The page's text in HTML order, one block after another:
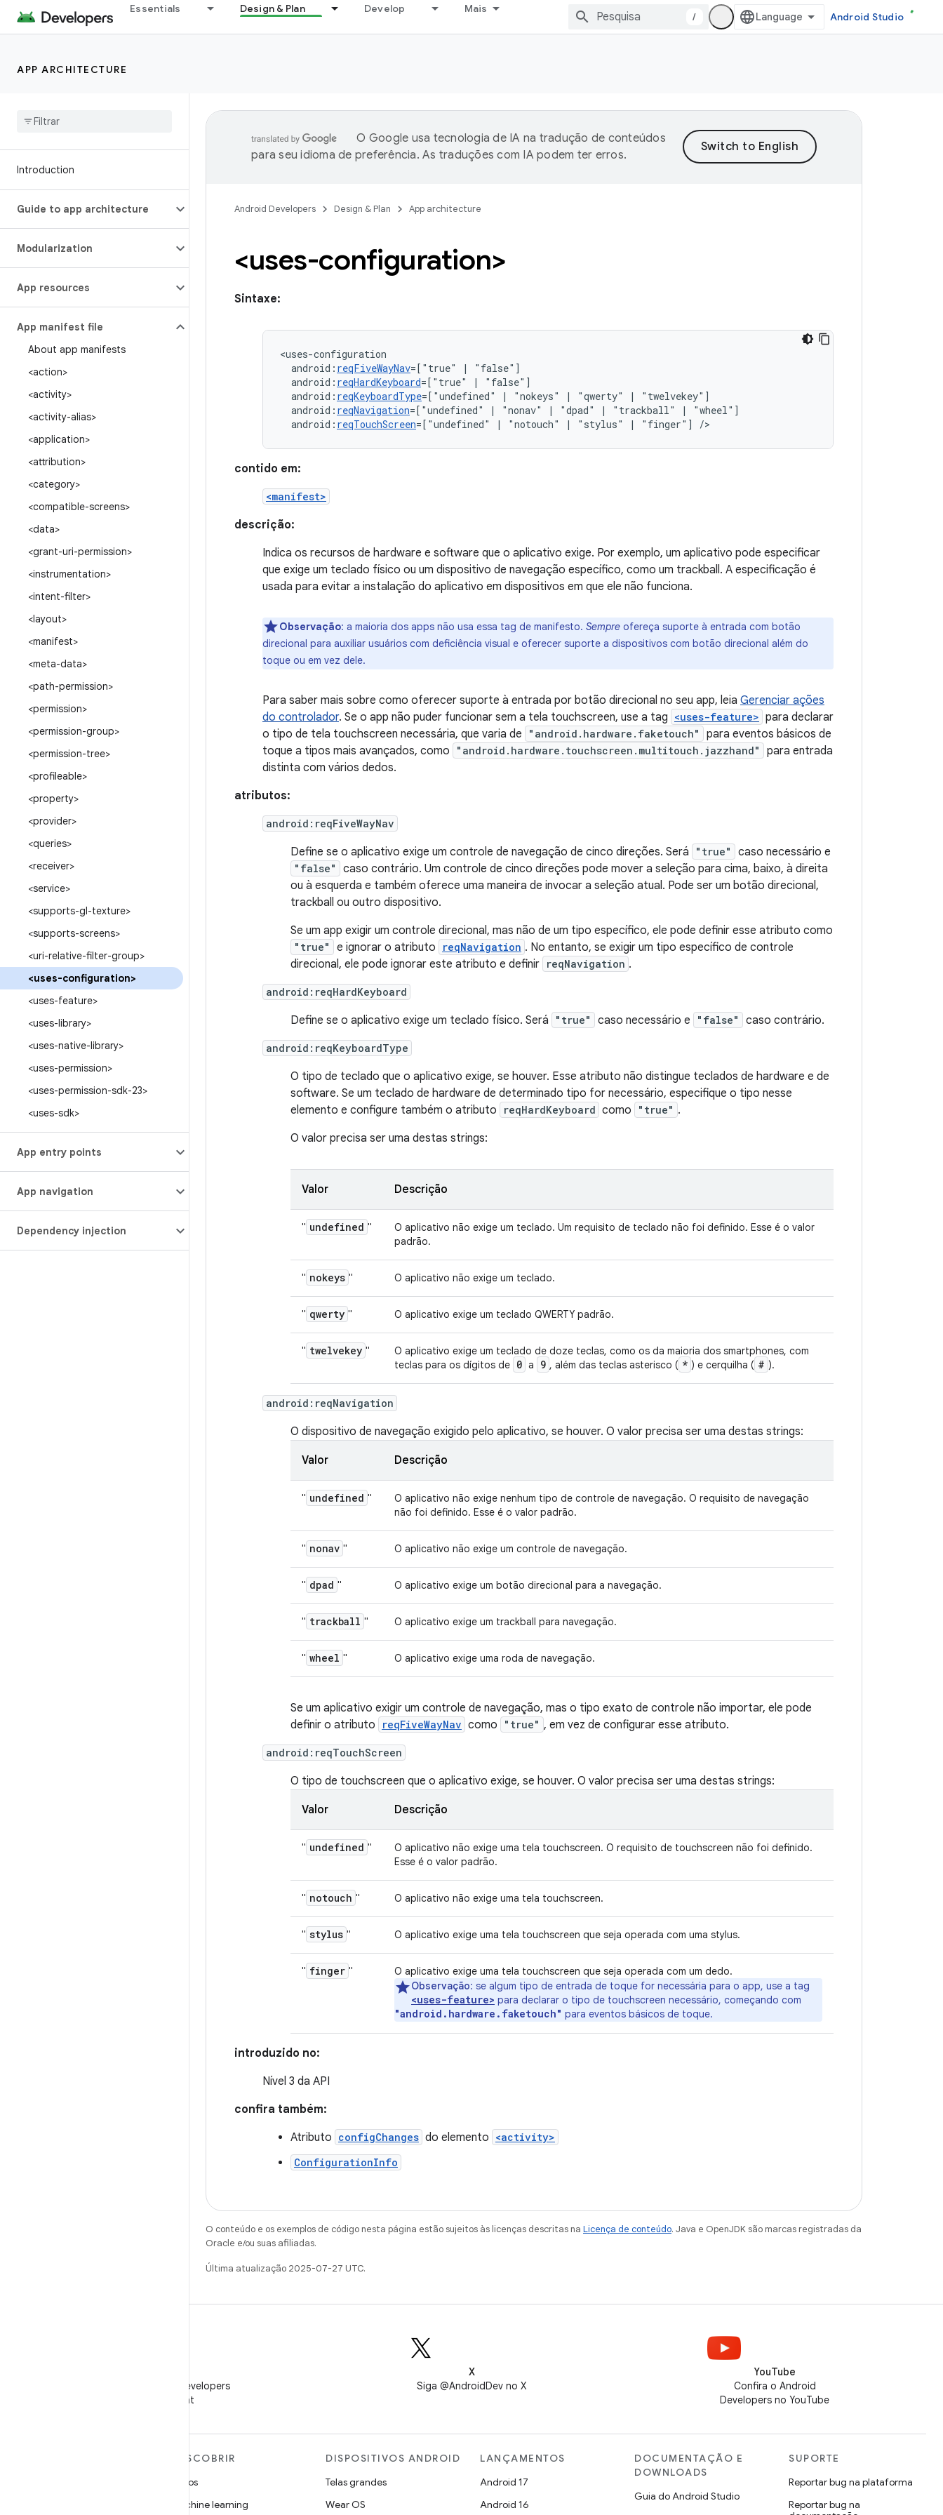
Essentials Design & Plan Develop Mais
/ Android Studio
APP ARCHITECTURE
Introduction
Guide to app architecture
Modularization
App resources
App manifest file
About app manifests
<action>
<activity>
<activity-alias>
<application>
<attribution>
<category>
<compatible-screens>
<data>
<grant-uri-permission>
<instrumentation>
<intent-filter>
<layout>
<manifest>
<meta-data>
<path-permission>
<permission>
<permission-group>
<permission-tree>
<profileable>
<property>
<provider>
<queries>
<receiver>
<service>
<supports-gl-texture>
<supports-screens>
<uri-relative-filter-group>
<uses-configuration>
<uses-feature>
<uses-library>
<uses-native-library>
<uses-permission>
<uses-permission-sdk-23>
<uses-sdk>
App entry points
App navigation
Dependency injection
O Google usa tecnologia de IA na tradução de conteúdos
para seu idioma de preferência. As traduções com IA podem ter erros.
Android Developers Design & Plan App architecture
<uses-configuration>
Sintaxe:
android: reqFiveWayNav=["true" |
android: reqHardKeyboard=["true" |
android: reqKeyboardType=["undefined" | "nokeys" | "qwerty" |
android: reqNavigation=["undefined" | "nonav" | "dpad" | "trackball" |
android: reqTouchScreen=["undefined" | "notouch" | "stylus" | "finger"] />
contido em:
<manifest>
descrição:
Indica os recursos de hardware e software que o aplicativo exige. Por exemplo, um aplicativo pode especificar
que exige um teclado físico ou um dispositivo de navegação específico, como um trackball. A especificação é
usada para evitar a instalação do aplicativo em dispositivos em que ele não funciona.
Observação: a maioria dos apps não usa essa tag de manifesto. Sempre ofereça suporte à entrada com botão
direcional para auxiliar usuários com deficiência visual e oferecer suporte a dispositivos com botão direcional além do
toque ou em vez dele.
Para saber mais sobre como oferecer suporte à entrada por botão direcional no seu app, leia Gerenciar ações
do controlador. Se o app não puder funcionar sem a tela touchscreen, use a tag <uses-feature> para declarar
o tipo de tela touchscreen necessária, que varia de
"android.hardware.faketouch"
para eventos básicos de
toque a tipos mais avançados, como
"android.hardware.touchscreen.multitouch.jazzhand"
para entrada
distinta com vários dedos.
atributos:
android:reqFiveWayNav
Define se o aplicativo exige um controle de navegação de cinco direções. Será "true" caso necessário e
"false"
caso contrário. Um controle de cinco direções pode mover a seleção para cima, baixo, à direita
ou à esquerda e também oferece uma maneira de invocar a seleção atual. Pode ser um botão direcional,
trackball ou outro dispositivo.
Se um app exigir um controle direcional, mas não de um tipo específico, ele pode definir esse atributo como
"true" e ignorar o atributo reqNavigation . No entanto, se exigir um tipo específico de controle
direcional, ele pode ignorar este atributo e definir reqNavigation .
android:reqHardKeyboard
Define se o aplicativo exige um teclado físico. Será "true" caso necessário e "false" caso contrário.
android:reqKeyboardType
O tipo de teclado que o aplicativo exige, se houver. Esse atributo não distingue teclados de hardware e de
software. Se um teclado de hardware de determinado tipo for necessário, especifique o tipo nesse
elemento e configure também o atributo
reqHardKeyboard como "true" .
O valor precisa ser uma destas strings:
Valor Descrição
" undefined "
O aplicativo não exige um teclado. Um requisito de teclado não foi definido. Esse é o valor
padrão.
" nokeys " O aplicativo não exige um teclado.
" qwerty " O aplicativo exige um teclado QWERTY padrão.
" twelvekey "
O aplicativo exige um teclado de doze teclas, como os da maioria dos smartphones, com
teclas para os dígitos de 0 a 9 , além das teclas asterisco ( * ) e cerquilha ( # ).
android:reqNavigation
O dispositivo de navegação exigido pelo aplicativo, se houver. O valor precisa ser uma destas strings:
Valor Descrição
" undefined "
O aplicativo não exige nenhum tipo de controle de navegação. O requisito de navegação
não foi definido. Esse é o valor padrão.
" nonav " O aplicativo não exige um controle de navegação.
" dpad " O aplicativo exige um botão direcional para a navegação.
" trackball " O aplicativo exige um trackball para navegação.
" wheel " O aplicativo exige uma roda de navegação.
Se um aplicativo exigir um controle de navegação, mas o tipo exato de controle não importar, ele pode
definir o atributo
reqFiveWayNav como "true" , em vez de configurar esse atributo.
android:reqTouchScreen
O tipo de touchscreen que o aplicativo exige, se houver. O valor precisa ser uma destas strings:
Valor Descrição
" undefined "
O aplicativo não exige uma tela touchscreen. O requisito de touchscreen não foi definido.
Esse é o valor padrão.
" notouch " O aplicativo não exige uma tela touchscreen.
" stylus " O aplicativo exige uma tela touchscreen que seja operada com uma stylus.
" finger "
O aplicativo exige uma tela touchscreen que seja operada com um dedo.
Observação: se algum tipo de entrada de toque for necessária para o app, use a tag
<uses-feature> para declarar o tipo de touchscreen necessário, começando com
"android.hardware.faketouch" para eventos básicos de toque.
introduzido no:
Nível 3 da API
confira também:
Atributo configChanges do elemento <activity>
ConfigurationInfo
O conteúdo e os exemplos de código nesta página estão sujeitos às licenças descritas na Licença de conteúdo. Java e OpenJDK são marcas registradas da
Oracle e/ou suas afiliadas.
Última atualização 2025-07-27 UTC.
Siga o Android Developers
no WeChat
X
Siga @AndroidDev no X
YouTube
Confira o Android
Developers no YouTube
DESCOBRIR
Jogos
Machine learning
DISPOSITIVOS ANDROID
Telas grandes
Wear OS
LANÇAMENTOS
Android 17
Android 16
DOCUMENTAÇÃO E
DOWNLOADS
Guia do Android Studio
SUPORTE
Reportar bug na plataforma
Reportar bug na